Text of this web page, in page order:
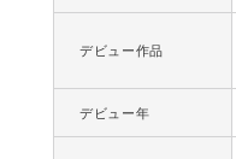
デビュー作品
デビュー年